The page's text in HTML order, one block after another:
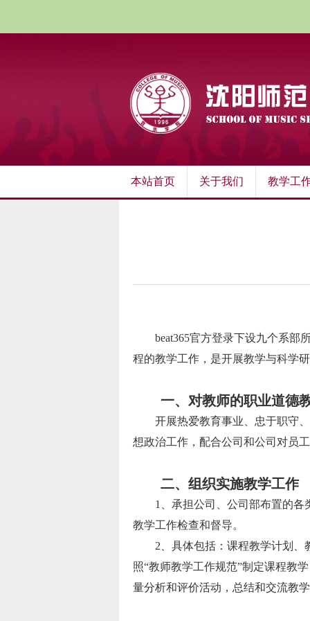
本站首页 关于我们 教学工
beat365官方登录下设九个系部
程的教学工作，是开展教学与科学
一、对教师的职业道德
开展热爱教育事业、忠于职守
想政治工作，配合公司和公司对员
二、组织实施教学工作
1
、承担公司、公司部布置的
教学工作检查和督导。
2 、具体包括：课程教学计划
照“教师教学工作规范”制定课程教
量分析和评价活动，总结和交流教